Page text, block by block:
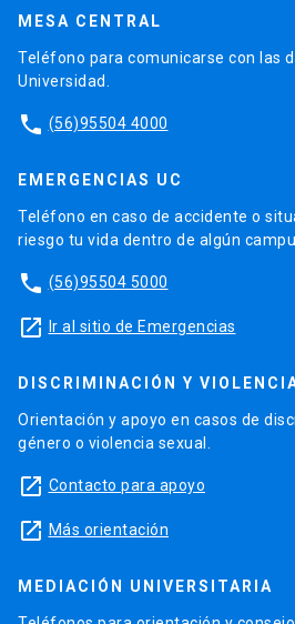
MESA CENTRAL
Teléfono para comunicarse con las
Universidad.
phone (56)95504 4000
EMERGENCIAS UC
Teléfono en caso de accidente o
riesgo tu vida dentro de algún
phone (56)95504 5000
launch Ir al sitio de Emergencias
DISCRIMINACIÓN Y
Orientación y apoyo en casos de
género o violencia sexual.
launch Contacto para apoyo
launch Más orientación
MEDIACIÓN UNIVERSITARIA